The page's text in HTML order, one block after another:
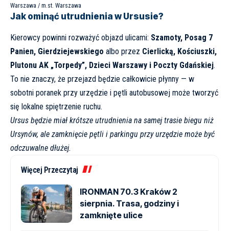
Warszawa / m.st. Warszawa
Jak ominąć utrudnienia w Ursusie?
Kierowcy powinni rozważyć objazd ulicami: Szamoty, Posag 7
Panien, Gierdziejewskiego albo przez Cierlicką, Kościuszki,
Plutonu AK „Torpedy”, Dzieci Warszawy i Poczty Gdańskiej.
To nie znaczy, że przejazd będzie całkowicie płynny — w
sobotni poranek przy urzędzie i pętli autobusowej może tworzyć
się lokalne spiętrzenie ruchu.
Ursus będzie miał krótsze utrudnienia na samej trasie biegu niż
Ursynów, ale zamknięcie pętli i parkingu przy urzędzie może być
odczuwalne dłużej.
Więcej Przeczytaj
IRONMAN 70.3 Kraków 2
sierpnia. Trasa, godziny i
zamknięte ulice